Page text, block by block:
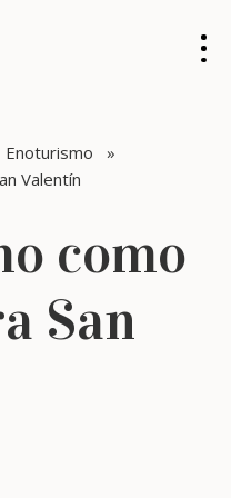
Enoturismo »
Valentín
como
San